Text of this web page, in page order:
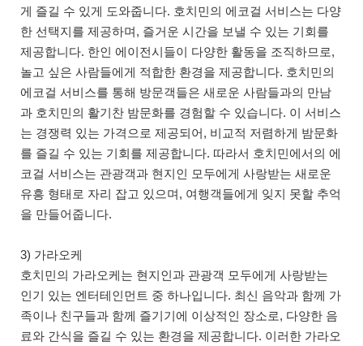
게 즐길 수 있게 도와줍니다. 호치민의 에코걸 서비스는 다양
한 선택지를 제공하며, 즐거운 시간을 보낼 수 있는 기회를
제공합니다. 한인 에이전시들이 다양한 활동을 조직하므로,
놀고 싶은 사람들에게 적합한 환경을 제공합니다. 호치민의
에코걸 서비스를 통해 방문객들은 새로운 사람들과의 만남
과 호치민의 활기찬 밤문화를 경험할 수 있습니다. 이 서비스
는 경쟁력 있는 가격으로 제공되어, 비교적 저렴하게 밤문화
를 즐길 수 있는 기회를 제공합니다. 따라서 호치민에서의 에
코걸 서비스는 관광객과 현지인 모두에게 사랑받는 새로운
유흥 형태로 자리 잡고 있으며, 여행객들에게 잊지 못할 추억
을 만들어줍니다.
3) 가라오케
호치민의 가라오케는 현지인과 관광객 모두에게 사랑받는
인기 있는 엔터테인먼트 중 하나입니다. 최신 음악과 함께 가
족이나 친구들과 함께 즐기기에 이상적인 장소로, 다양한 음
료와 간식을 즐길 수 있는 환경을 제공합니다. 이러한 가라오